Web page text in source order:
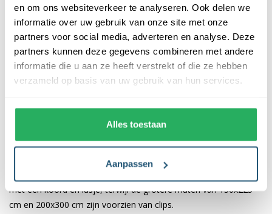
en om ons websiteverkeer te analyseren. Ook delen we
informatie over uw gebruik van onze site met onze
partners voor social media, adverteren en analyse. Deze
partners kunnen deze gegevens combineren met andere
informatie die u aan ze heeft verstrekt of die ze hebben
verzameld op basis van uw gebruik van hun services.
Alles toestaan
Aanpassen
De afwerking van onze vlaggen is van hoge kwaliteit. Ze zijn
voorzien van een sterke kopband en een dubbele stiknaad, wat
bijdraagt aan hun duurzaamheid en stevigheid. Wij bieden de
vlag vanKwadendamme aan in verschillende afmetingen,
namelijk 40x60 cm, 70x100 cm, 100x150 cm, 150x225 cm en
Afhankelijk van de afmetingen die je kiest, worden de vlaggen
voorzien van verschillende bevestigingsmogelijkheden. De
met een koord en lusje, terwijl de grotere maten van 150x225
cm en 200x300 cm zijn voorzien van clips.